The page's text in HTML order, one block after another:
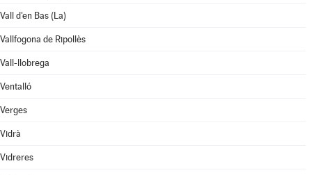
Vall d'en Bas (La)
Vallfogona de Ripollès
Vall-llobrega
Ventalló
Verges
Vidrà
Vidreres